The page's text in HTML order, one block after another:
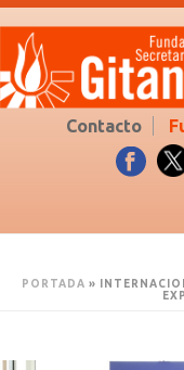
Contacto
PORTADA »